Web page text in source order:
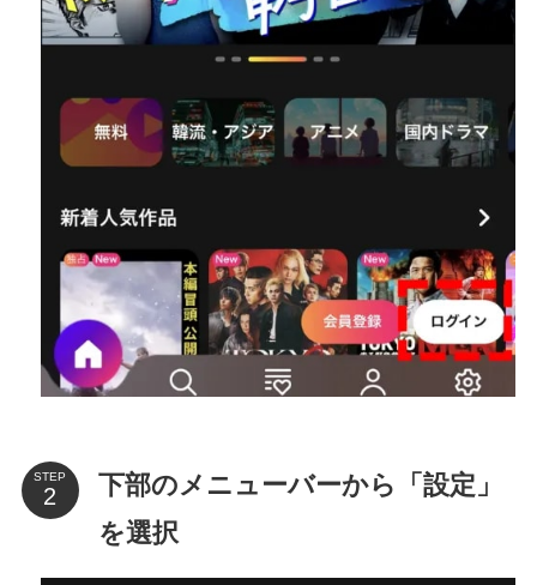
STEP
下部のメニューバーから「設定」
を選択